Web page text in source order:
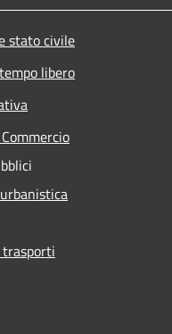
stato civile
libero